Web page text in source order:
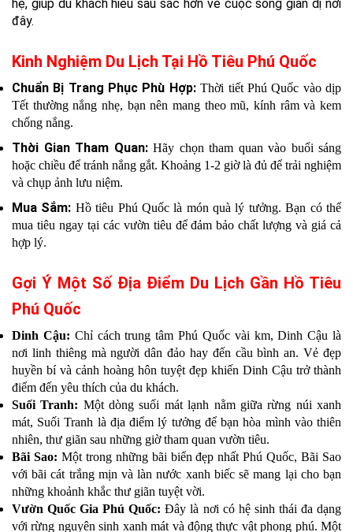
hệ, giúp du khách hiểu sâu sắc hơn về cuộc sống giản dị nơi
đây.
Kinh Nghiệm Du Lịch Tại Hồ Tiêu Phú Quốc
Chuẩn Bị Trang Phục Phù Hợp:Thời tiết Phú Quốc vào dịp
Tết thường nắng nhẹ, bạn nên mang theo mũ, kính râm và kem
chống nắng.
Thời Gian Tham Quan:Hãy chọn tham quan vào buổi sáng
hoặc chiều để tránh nắng gắt. Khoảng 1-2 giờ là đủ để trải nghiệm
và chụp ảnh lưu niệm.
Mua Sắm: Hồ tiêu Phú Quốc là món quà lý tưởng. Bạn có thể
mua tiêu ngay tại các vườn tiêu để đảm bảo chất lượng và giá cả
hợp lý.
Gợi Ý Một Số Địa Điểm Du Lịch Gần Hồ Tiêu
Phú Quốc
Dinh Cậu: Chỉ cách trung tâm Phú Quốc vài km, Dinh Cậu là
nơi linh thiêng mà người dân đảo hay đến cầu bình an. Vẻ đẹp
huyền bí và cảnh hoàng hôn tuyệt đẹp khiến Dinh Cậu trở thành
điểm đến yêu thích của du khách.
Suối Tranh: Một dòng suối mát lạnh nằm giữa rừng núi xanh
mát, Suối Tranh là địa điểm lý tưởng để bạn hòa mình vào thiên
nhiên, thư giãn sau những giờ tham quan vườn tiêu.
Bãi Sao: Một trong những bãi biển đẹp nhất Phú Quốc, Bãi Sao
với bãi cát trắng mịn và làn nước xanh biếc sẽ mang lại cho bạn
những khoảnh khắc thư giãn tuyệt vời.
Vườn Quốc Gia Phú Quốc: Đây là nơi có hệ sinh thái đa dạng
với rừng nguyên sinh xanh mát và động thực vật phong phú. Một